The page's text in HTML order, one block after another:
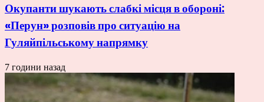
Окупанти шукають слабкі місця в обороні:
«Перун» розповів про ситуацію на
Гуляйпільському напрямку
7 години назад